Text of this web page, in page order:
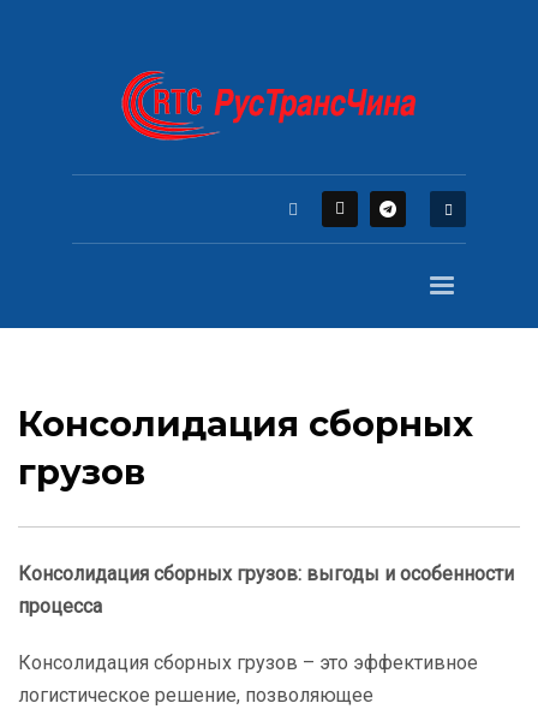
Консолидация сборных
грузов
Консолидация сборных грузов: выгоды и особенности
процесса
Консолидация сборных грузов – это эффективное
логистическое решение, позволяющее